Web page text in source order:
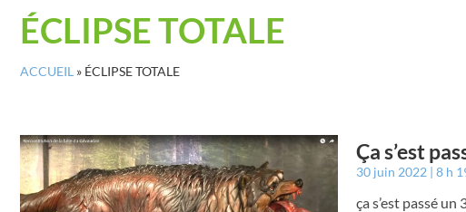
ÉCLIPSE TOTALE
ACCUEIL » ÉCLIPSE TOTALE
Ça s’est
30 juin 2022 8 h
ça s’est passé un